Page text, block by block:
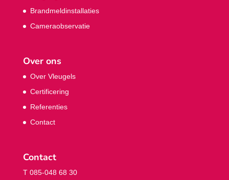
Brandmeldinstallaties
Cameraobservatie
Over ons
Over Vleugels
Certificering
Referenties
Contact
Contact
T 085-048 68 30